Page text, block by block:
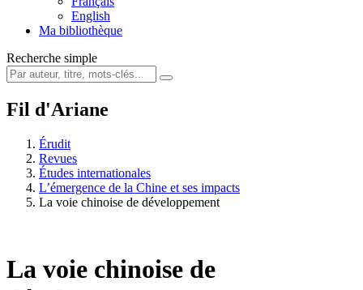
English
Ma bibliothèque
Recherche simple
Fil d'Ariane
Érudit
Revues
Études internationales
L’émergence de la Chine et ses impacts
La voie chinoise de développement
La voie chinoise de